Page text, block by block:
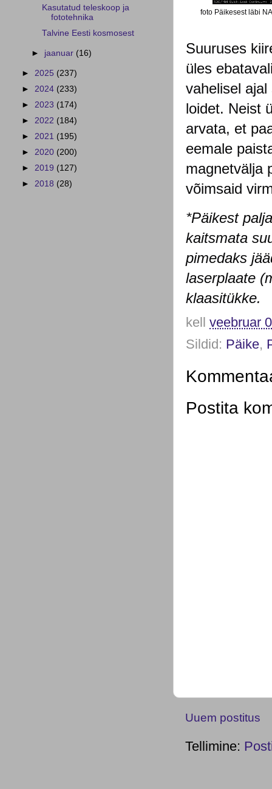
foto Päikesest läbi
Suuruses
üles
vahelisel
loidet. Neist
arvata, et
eemale
magnetvälja
võimsaid
*Päikest
kaitsmata
pimedaks
laserplaate
klaasitükke.
kell veebruar
Sildid: Päike,
Postita
Uuem postitus
Tellimine:
Kasutatud teleskoop ja
fototehnika
Talvine Eesti kosmosest
► jaanuar (16)
► 2025 (237)
► 2024 (233)
► 2023 (174)
► 2022 (184)
► 2021 (195)
► 2020 (200)
► 2019 (127)
► 2018 (28)